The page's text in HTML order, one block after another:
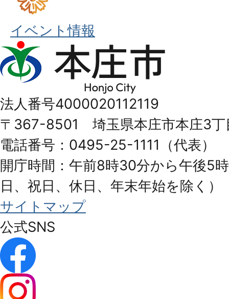
イベント情報
本
庄
Honjo
City
法人番号4000020112119
〒367-8501 埼玉県本庄市本庄3丁
電話番号：0495-25-1111（代表）
開庁時間：午前8時30分から午後5
日、祝日、休日、年末年始を除く）
サイトマップ
公式SNS